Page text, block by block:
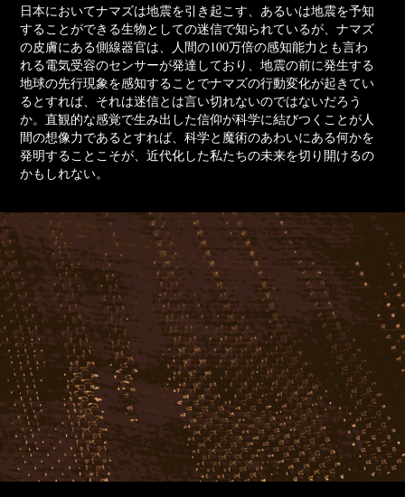
日本においてナマズは地震を引き起こす、あるいは地震を予知
することができる生物としての迷信で知られているが、ナマズ
の皮膚にある側線器官は、人間の100万倍の感知能力とも言わ
れる電気受容のセンサーが発達しており、地震の前に発生する
地球の先行現象を感知することでナマズの行動変化が起きてい
るとすれば、それは迷信とは言い切れないのではないだろう
か。直観的な感覚で生み出した信仰が科学に結びつくことが人
間の想像力であるとすれば、科学と魔術のあわいにある何かを
発明することこそが、近代化した私たちの未来を切り開けるの
かもしれない。